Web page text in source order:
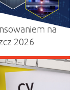
na
2026